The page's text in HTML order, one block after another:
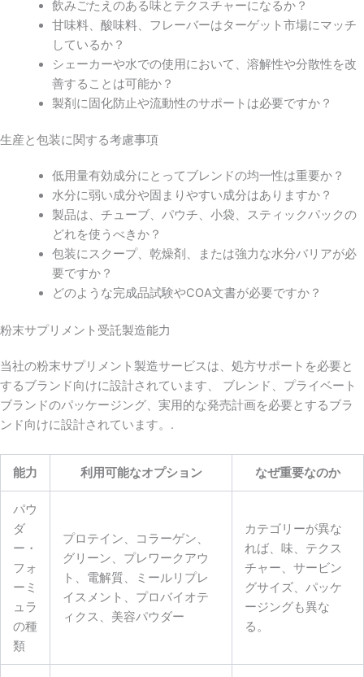
飲みごたえのある味とテクスチャーになるか？
甘味料、酸味料、フレーバーはターゲット市場にマッチ
しているか？
シェーカーや水での使用において、溶解性や分散性を改
善することは可能か？
製剤に固化防止や流動性のサポートは必要ですか？
生産と包装に関する考慮事項
低用量有効成分にとってブレンドの均一性は重要か？
水分に弱い成分や固まりやすい成分はありますか？
製品は、チューブ、パウチ、小袋、スティックパックの
どれを使うべきか？
包装にスクープ、乾燥剤、または強力な水分バリアが必
要ですか？
どのような完成品試験やCOA文書が必要ですか？
粉末サプリメント受託製造能力
当社の粉末サプリメント製造サービスは、処方サポートを必要と
するブランド向けに設計されています、 ブレンド、プライベート
ブランドのパッケージング、実用的な発売計画を必要とするブラ
ンド向けに設計されています。.
能力 利用可能なオプション なぜ重要なのか
パウ
ダ
ー・
フォ
ーミ
ュラ
の種
類
プロテイン、コラーゲン、
グリーン、プレワークアウ
ト、電解質、ミールリプレ
イスメント、プロバイオテ
ィクス、美容パウダー
カテゴリーが異な
れば、味、テクス
チャー、サービン
グサイズ、パッケ
ージングも異な
る。